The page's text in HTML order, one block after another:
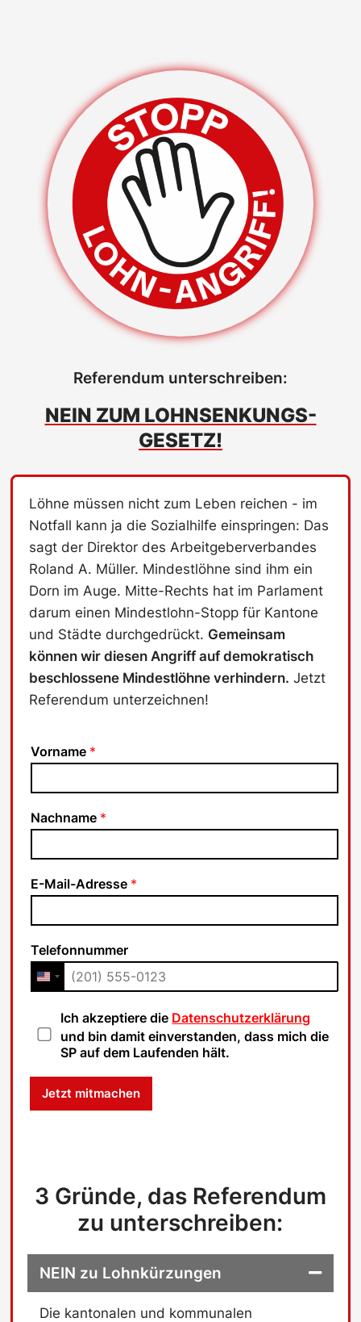
Referendum unterschreiben:
NEIN ZUM LOHNSENKUNGS-
GESETZ!
Löhne müssen nicht zum Leben reichen - im
Notfall kann ja die Sozialhilfe einspringen: Das
sagt der Direktor des Arbeitgeberverbandes
Roland A. Müller. Mindestlöhne sind ihm ein
Dorn im Auge. Mitte-Rechts hat im Parlament
darum einen Mindestlohn-Stopp für Kantone
und Städte durchgedrückt. Gemeinsam
können wir diesen Angriff auf demokratisch
beschlossene Mindestlöhne verhindern. Jetzt
Referendum unterzeichnen!
Vorname *
Nachname *
E-Mail-Adresse *
Telefonnummer
n
c
C
c
b
Ich akzeptiere die Datenschutzerklärung
und bin damit einverstanden, dass mich die
SP auf dem Laufenden hält.
Jetzt mitmachen
3 Gründe, das Referendum
zu unterschreiben:
NEIN zu Lohnkürzungen
Die kantonalen und kommunalen